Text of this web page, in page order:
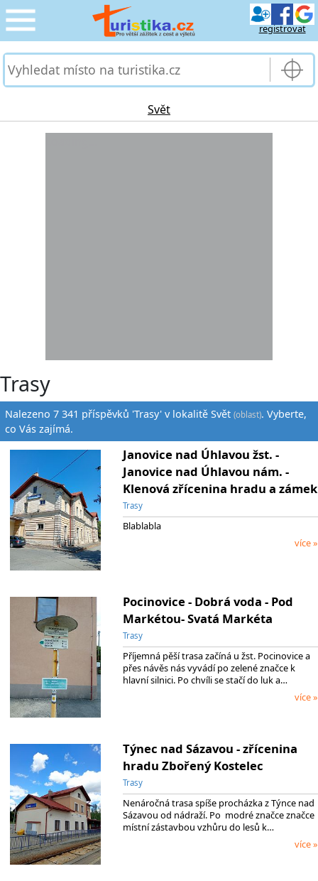
registrovat
CESTOVÁNÍ
PRO TURISTY
Svět
Trasy
Nalezeno 7 341 příspěvků 'Trasy' v lokalitě Svět(oblast). Vyberte,
co Vás zajímá.
Janovice nad Úhlavou žst. -
Janovice nad Úhlavou nám. -
Klenová zřícenina hradu a zámek
Trasy
Blablabla
více »
Pocinovice - Dobrá voda - Pod
Markétou- Svatá Markéta
Trasy
Příjemná pěší trasa začíná u žst. Pocinovice a
přes návěs nás vyvádí po zelené značce k
hlavní silnici. Po chvíli se stačí do luk a…
více »
Týnec nad Sázavou - zřícenina
hradu Zbořený Kostelec
Trasy
Nenáročná trasa spíše procházka z Týnce nad
Sázavou od nádraží. Po modré značce značce
místní zástavbou vzhůru do lesů k…
více »